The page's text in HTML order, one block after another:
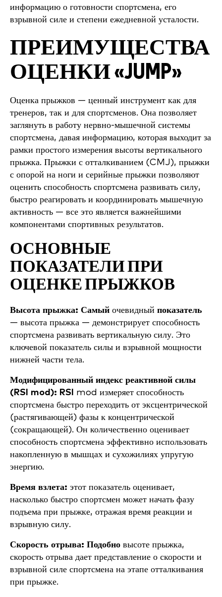
информацию о готовности спортсмена, его
взрывной силе и степени ежедневной усталости.
ПРЕИМУЩЕСТВА
ОЦЕНКИ «JUMP»
Оценка прыжков — ценный инструмент как для
тренеров, так и для спортсменов. Она позволяет
заглянуть в работу нервно-мышечной системы
спортсмена, давая информацию, которая выходит за
рамки простого измерения высоты вертикального
прыжка. Прыжки с отталкиванием (CMJ), прыжки
с опорой на ноги и серийные прыжки позволяют
оценить способность спортсмена развивать силу,
быстро реагировать и координировать мышечную
активность — все это является важнейшими
компонентами спортивных результатов.
ОСНОВНЫЕ
ПОКАЗАТЕЛИ ПРИ
ОЦЕНКЕ ПРЫЖКОВ
Высота прыжка: Самый очевидный показатель
— высота прыжка — демонстрирует способность
спортсмена развивать вертикальную силу. Это
ключевой показатель силы и взрывной мощности
нижней части тела.
Модифицированный индекс реактивной силы
(RSI mod): RSI mod измеряет способность
спортсмена быстро переходить от эксцентрической
(растягивающей) фазы к концентрической
(сокращающей). Он количественно оценивает
способность спортсмена эффективно использовать
накопленную в мышцах и сухожилиях упругую
энергию.
Время взлета: этот показатель оценивает,
насколько быстро спортсмен может начать фазу
подъема при прыжке, отражая время реакции и
взрывную силу.
Скорость отрыва: Подобно высоте прыжка,
скорость отрыва дает представление о скорости и
взрывной силе спортсмена на этапе отталкивания
при прыжке.